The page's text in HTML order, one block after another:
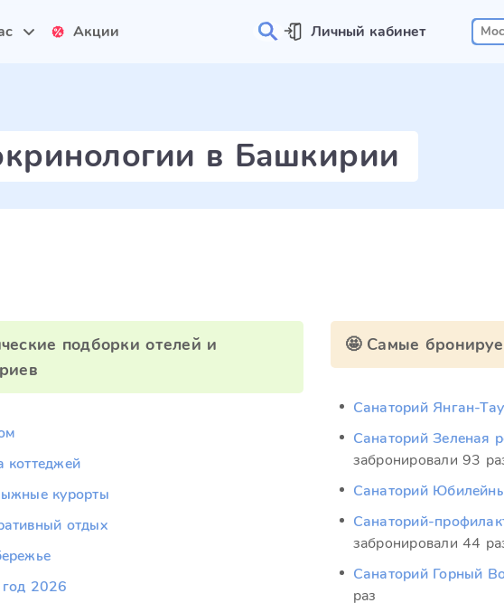
Акции Личный кабинет
в Башкирии
подборки отелей и
коттеджей
курорты
отдых
2026
🤩 Самые
Санаторий Янган-Тау
Санаторий Зеленая
забронировали 93
Санаторий
Санаторий-
забронировали 44
Санаторий Горный
раз